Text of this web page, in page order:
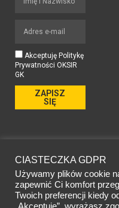
Akceptuję Politykę
Prywatności OKSIR
GK
ZAPISZ
SIĘ
CIASTECZKA GDPR
Używamy plików cookie
zapewnić Ci komfort
Twoich preferencji kiedy